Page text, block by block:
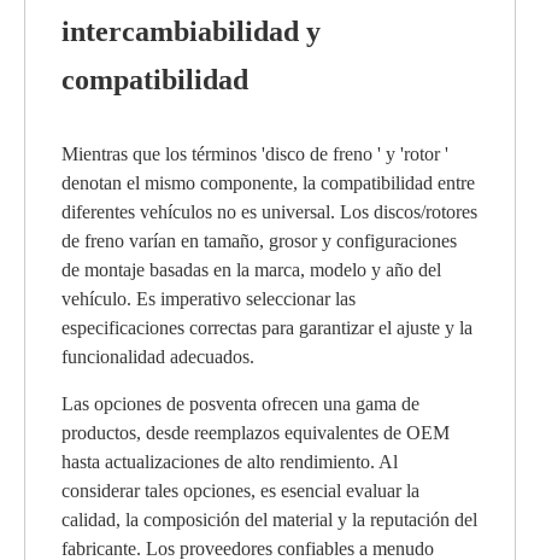
intercambiabilidad y
compatibilidad
Mientras que los términos 'disco de freno ' y 'rotor '
denotan el mismo componente, la compatibilidad entre
diferentes vehículos no es universal. Los discos/rotores
de freno varían en tamaño, grosor y configuraciones
de montaje basadas en la marca, modelo y año del
vehículo. Es imperativo seleccionar las
especificaciones correctas para garantizar el ajuste y la
funcionalidad adecuados.
Las opciones de posventa ofrecen una gama de
productos, desde reemplazos equivalentes de OEM
hasta actualizaciones de alto rendimiento. Al
considerar tales opciones, es esencial evaluar la
calidad, la composición del material y la reputación del
fabricante. Los proveedores confiables a menudo